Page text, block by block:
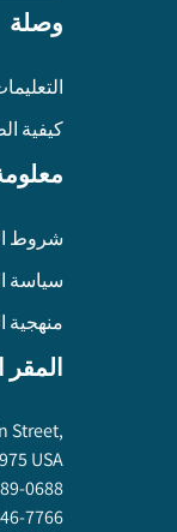
وصلة
كيفية
شروط
سياسة
منهجية
المقر
Street,
USA
0688
7766